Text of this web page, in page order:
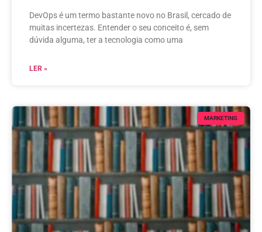
DevOps é um termo bastante novo no Brasil, cercado de
muitas incertezas. Entender o seu conceito é, sem
dúvida alguma, ter a tecnologia como uma
LER »
MARKETING